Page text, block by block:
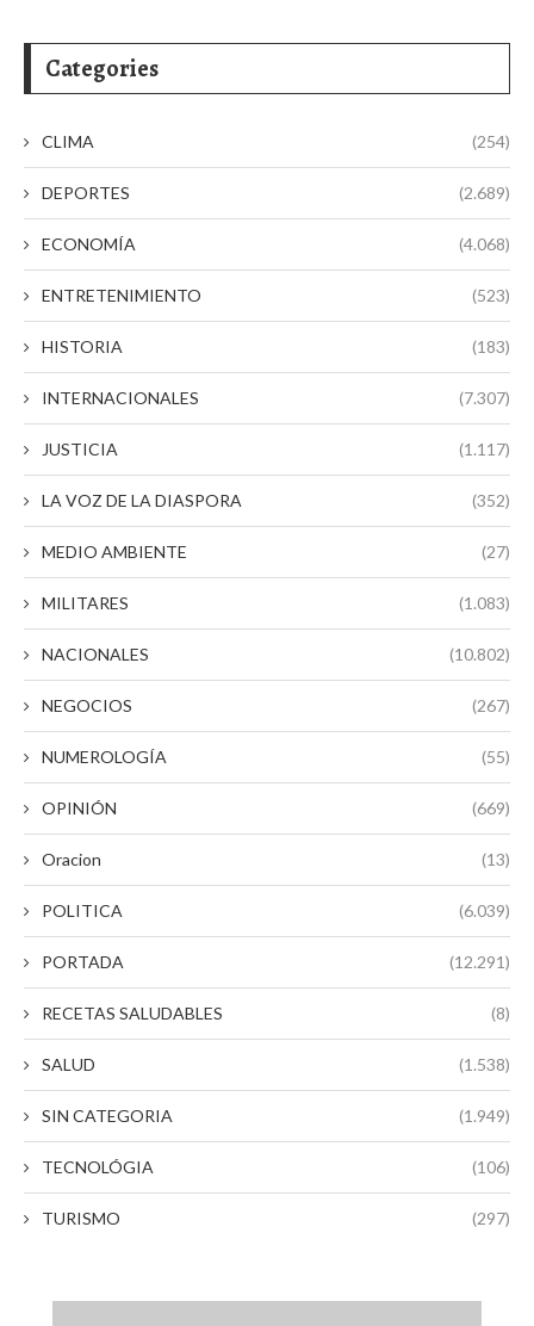
Categories
CLIMA (254)
DEPORTES (2.689)
ECONOMÍA (4.068)
ENTRETENIMIENTO (523)
HISTORIA (183)
INTERNACIONALES (7.307)
JUSTICIA (1.117)
LA VOZ DE LA DIASPORA (352)
MEDIO AMBIENTE (27)
MILITARES (1.083)
NACIONALES (10.802)
NEGOCIOS (267)
NUMEROLOGÍA (55)
OPINIÓN (669)
Oracion (13)
POLITICA (6.039)
PORTADA (12.291)
RECETAS SALUDABLES (8)
SALUD (1.538)
SIN CATEGORIA (1.949)
TECNOLÓGIA (106)
TURISMO (297)